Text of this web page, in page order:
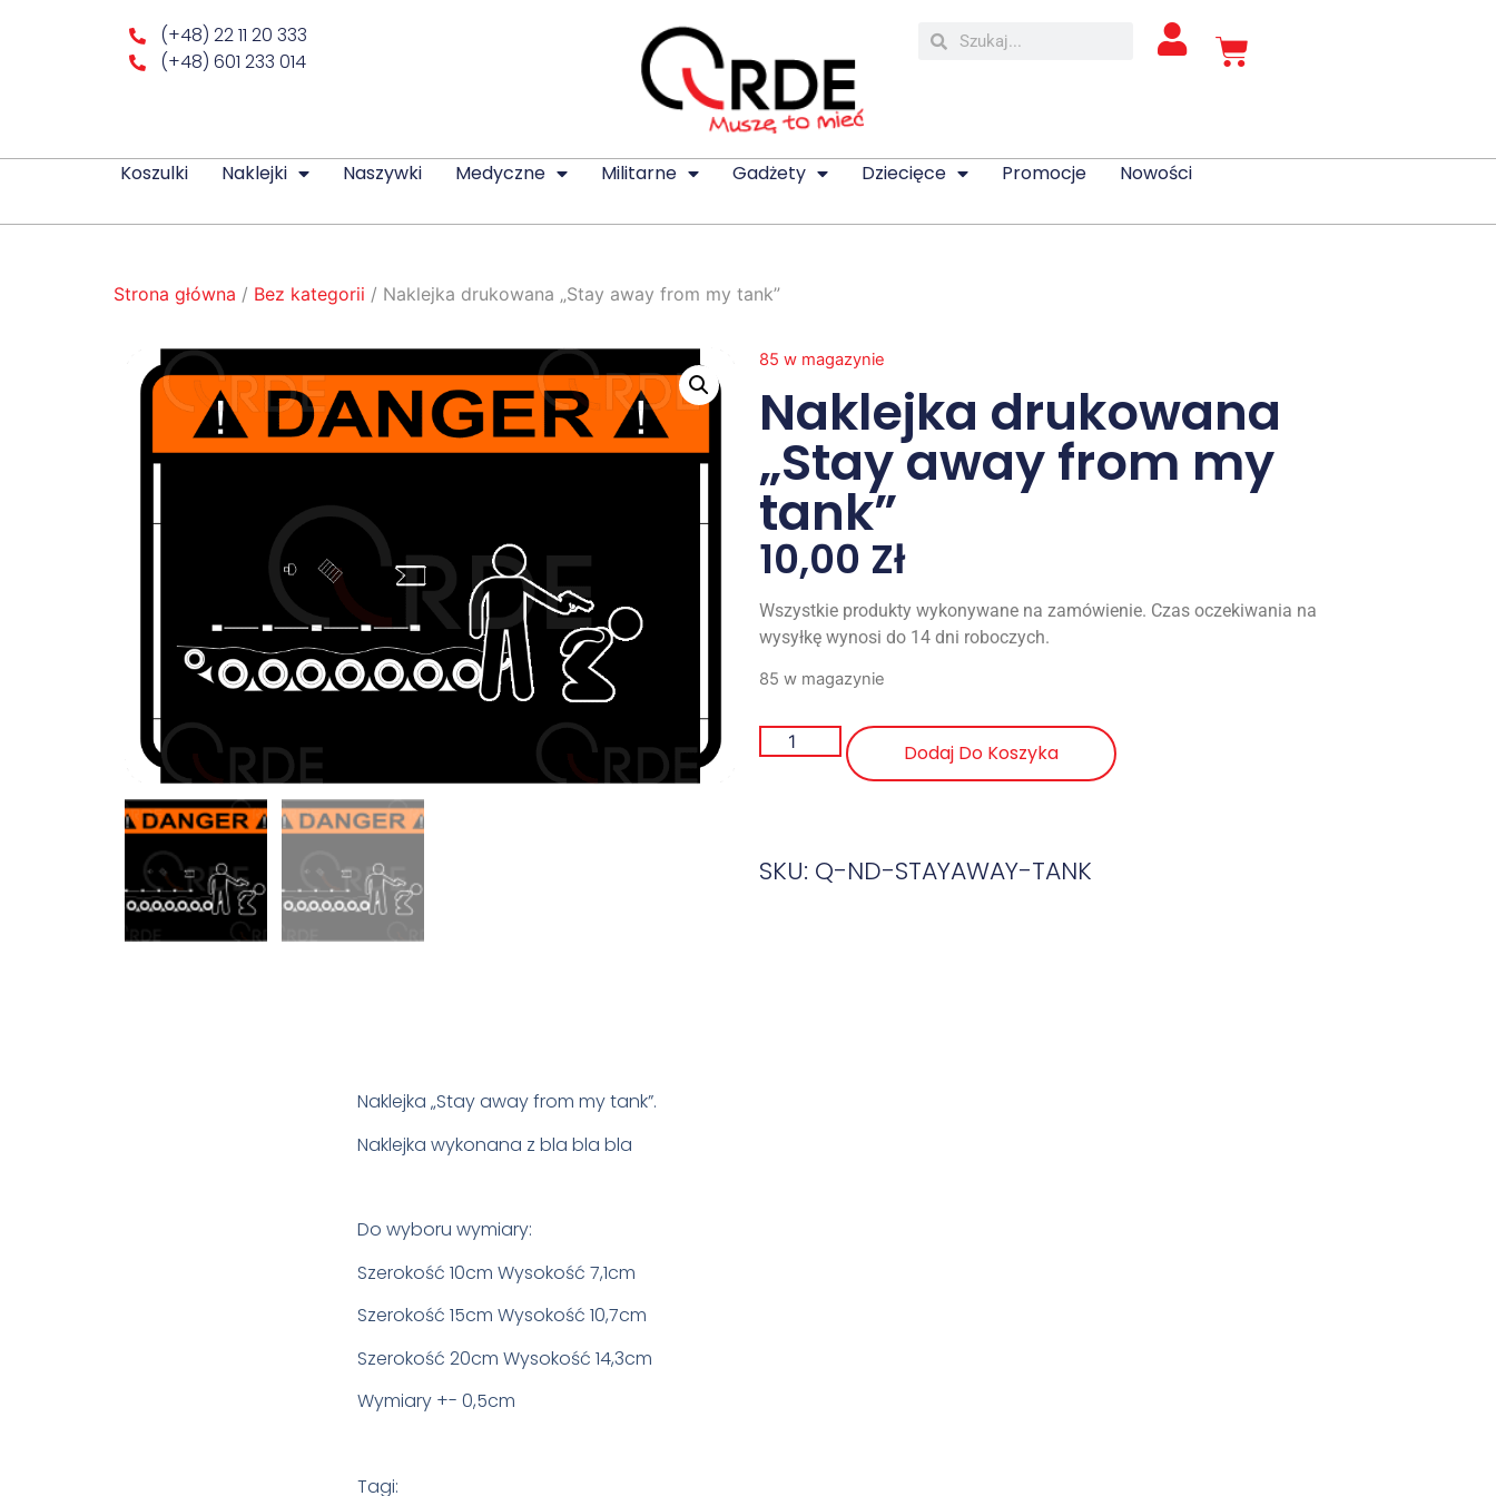
(+48) 22 11 20 333
(+48) 601 233 014
Koszulki Naklejki Naszywki Medyczne Militarne Gadżety Dziecięce Promocje Nowości
Strona główna / Bez kategorii / Naklejka drukowana „Stay away from my tank”
85 w magazynie
Naklejka drukowana
„Stay away from my
tank”
10,00 Zł
Wszystkie produkty wykonywane na zamówienie. Czas oczekiwania na
wysyłkę wynosi do 14 dni roboczych.
85 w magazynie
Dodaj Do Koszyka
SKU: Q-ND-STAYAWAY-TANK
Naklejka „Stay away from my tank”.
Naklejka wykonana z bla bla bla
Do wyboru wymiary:
Szerokość 10cm Wysokość 7,1cm
Szerokość 15cm Wysokość 10,7cm
Szerokość 20cm Wysokość 14,3cm
Wymiary +- 0,5cm
Tagi: